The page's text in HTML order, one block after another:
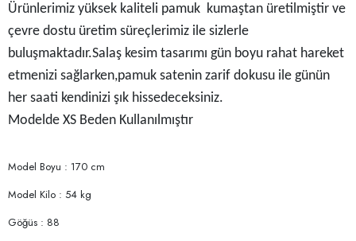
Ürünlerimiz yüksek kaliteli pamuk kumaştan üretilmiştir ve
çevre dostu üretim süreçlerimiz ile sizlerle
buluşmaktadır.Salaş kesim tasarımı gün boyu rahat hareket
etmenizi sağlarken,pamuk satenin zarif dokusu ile günün
her saati kendinizi şık hissedeceksiniz.
Modelde XS Beden Kullanılmıştır
Model Boyu : 170 cm
Model Kilo : 54 kg
Göğüs : 88